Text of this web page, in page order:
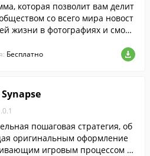
которая позволит вам делит
со всего мира новост
жизни в фотографиях и смотр
Бесплатно
пошаговая стратегия, об
оригинальным оформление
игровым процессом и